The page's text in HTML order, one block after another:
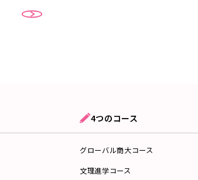
4つのコース
グローバル商大コース
文理進学コース